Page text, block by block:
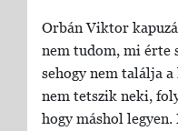
Orbán Viktor
nem tudom, mi érte
sehogy nem találja a
nem tetszik neki,
hogy máshol